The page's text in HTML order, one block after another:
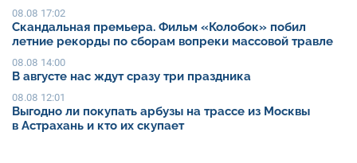
08.08 17:02
Скандальная премьера. Фильм «Колобок» побил
летние рекорды по сборам вопреки массовой травле
08.08 14:00
В августе нас ждут сразу три праздника
08.08 12:01
Выгодно ли покупать арбузы на трассе из Москвы
в Астрахань и кто их скупает